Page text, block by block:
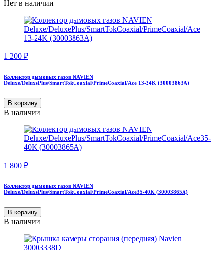
Нет в наличии
1 200 ₽
Коллектор дымовых газов NAVIEN
Deluxe/DeluxePlus/SmartTokCoaxial/PrimeCoaxial/Ace 13-24K (30003863A)
В корзину
В наличии
1 800 ₽
Коллектор дымовых газов NAVIEN
Deluxe/DeluxePlus/SmartTokCoaxial/PrimeCoaxial/Ace35-40K (30003865A)
В корзину
В наличии